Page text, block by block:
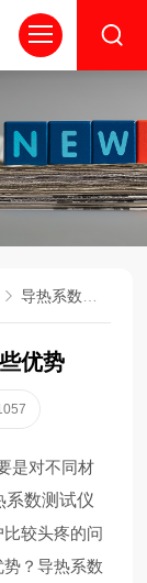
导热系数测试仪怎么选？具备哪些优势
优势
是对不同材
系数测试仪
较头疼的问
？导热系数